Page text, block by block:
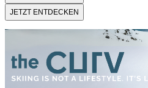
JETZT ENTDECKEN